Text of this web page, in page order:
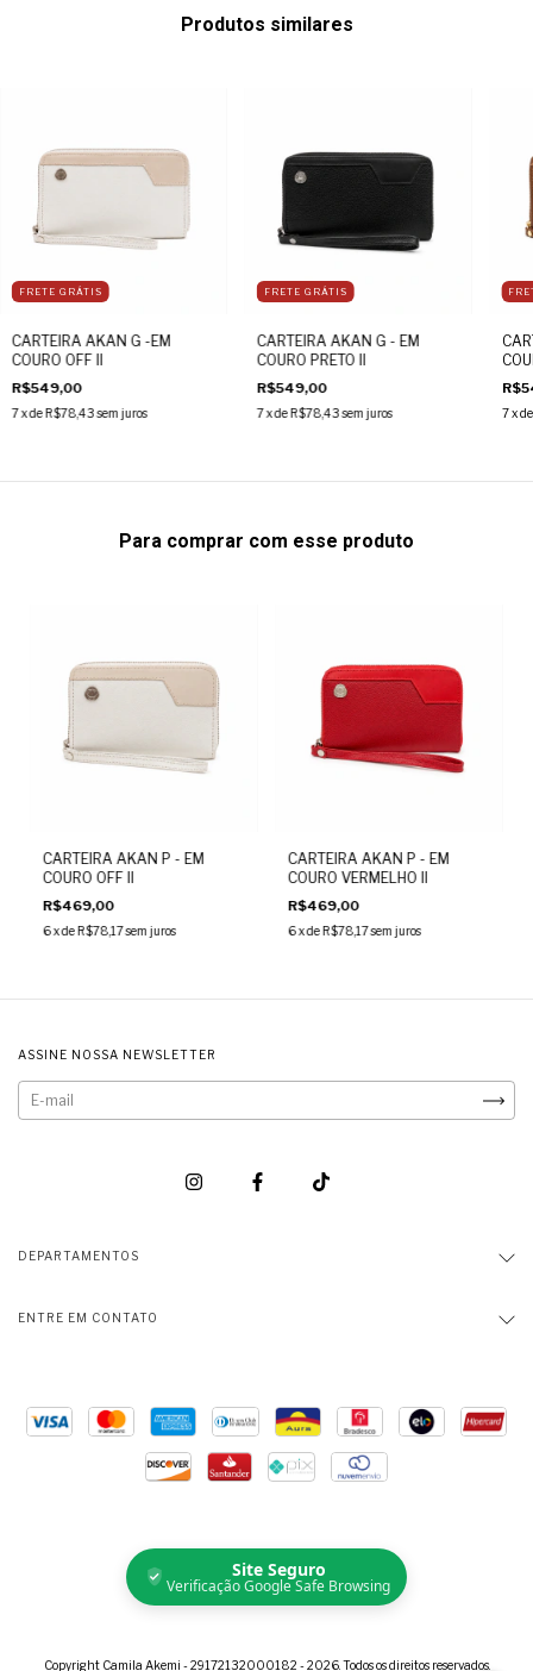
Produtos similares
FRETE GRÁTIS
CARTEIRA AKAN G -EM
COURO OFF II
R$549,00
7x de R$78,43 sem juros
FRETE GRÁTIS
CARTEIRA AKAN G - EM
COURO PRETO II
R$549,00
7x de R$78,43 sem juros 7 x
Para comprar com esse produto
CARTEIRA AKAN P - EM
COURO OFF II
R$469,00
6x deR$78,17sem juros
CARTEIRA AKAN P - EM
COURO VERMELHO II
R$469,00
6 x deR$78,17sem juros
ASSINE NOSSA NEWSLETTER
DEPARTAMENTOS
ENTRE EM CONTATO
Site Seguro
Verificação Google Safe Browsing
Copyright Camila Akemi - 29172132000182 - 2026. Todos os direitos reservados.